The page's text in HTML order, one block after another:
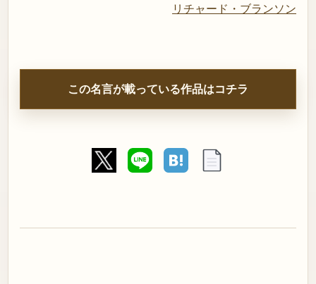
リチャード・ブランソン
この名言が載っている作品はコチラ